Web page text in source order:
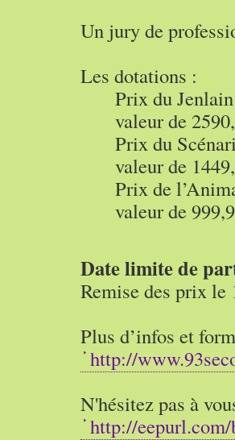
Un jury de
Les dotations :
Prix du
valeur de
Prix du
valeur de
Prix de
valeur de
Date limite de
Remise des prix le
Plus d’infos et
http://
N'hésitez pas à
http://